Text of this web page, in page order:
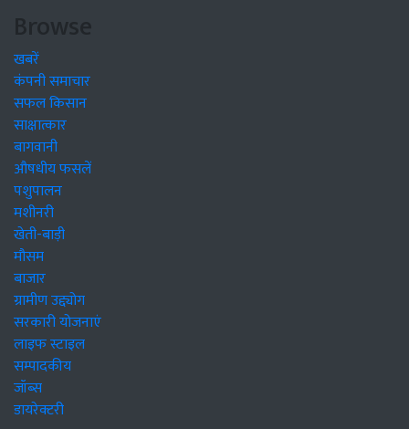
Browse
खबरें
कंपनी समाचार
सफल किसान
साक्षात्कार
बागवानी
औषधीय फसलें
पशुपालन
मशीनरी
खेती-बाड़ी
मौसम
बाजार
ग्रामीण उद्द्योग
सरकारी योजनाएं
लाइफ स्टाइल
सम्पादकीय
जॉब्स
डायरेक्टरी